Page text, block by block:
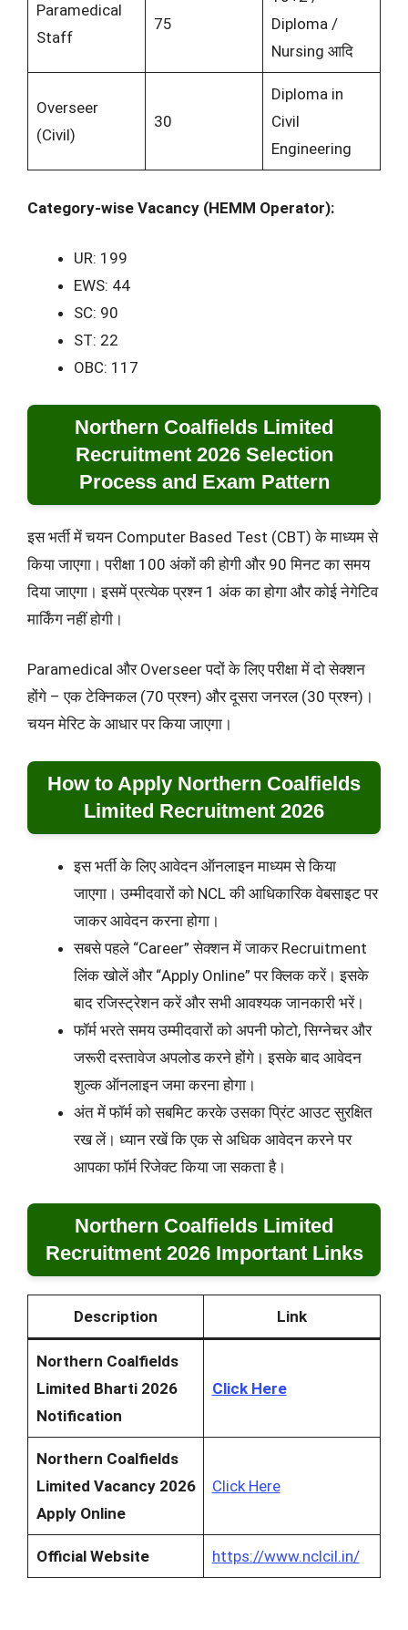
Paramedical
Staff
75
Diploma /
Nursing आदि
Overseer
(Civil)
30
Diploma in
Civil
Engineering
Category-wise Vacancy (HEMM Operator):
UR: 199
EWS: 44
SC: 90
ST: 22
OBC: 117
Northern Coalfields Limited
Recruitment 2026 Selection
Process and Exam Pattern
इस भर्ती में चयन Computer Based Test (CBT) के माध्यम से
किया जाएगा। परीक्षा 100 अंकों की होगी और 90 मिनट का समय
दिया जाएगा। इसमें प्रत्येक प्रश्न 1 अंक का होगा और कोई नेगेटिव
मार्किंग नहीं होगी।
Paramedical और Overseer पदों के लिए परीक्षा में दो सेक्शन
होंगे – एक टेक्निकल (70 प्रश्न) और दूसरा जनरल (30 प्रश्न)।
चयन मेरिट के आधार पर किया जाएगा।
How to Apply Northern Coalfields
Limited Recruitment 2026
इस भर्ती के लिए आवेदन ऑनलाइन माध्यम से किया
जाएगा। उम्मीदवारों को NCL की आधिकारिक वेबसाइट पर
जाकर आवेदन करना होगा।
सबसे पहले “Career” सेक्शन में जाकर Recruitment
लिंक खोलें और “Apply Online” पर क्लिक करें। इसके
बाद रजिस्ट्रेशन करें और सभी आवश्यक जानकारी भरें।
फॉर्म भरते समय उम्मीदवारों को अपनी फोटो, सिग्नेचर और
जरूरी दस्तावेज अपलोड करने होंगे। इसके बाद आवेदन
शुल्क ऑनलाइन जमा करना होगा।
अंत में फॉर्म को सबमिट करके उसका प्रिंट आउट सुरक्षित
रख लें। ध्यान रखें कि एक से अधिक आवेदन करने पर
आपका फॉर्म रिजेक्ट किया जा सकता है।
Northern Coalfields Limited
Recruitment 2026 Important Links
Description Link
Northern Coalfields
Limited Bharti 2026
Notification
Click Here
Northern Coalfields
Limited Vacancy 2026
Apply Online
Click Here
Official Website https://www.nclcil.in/